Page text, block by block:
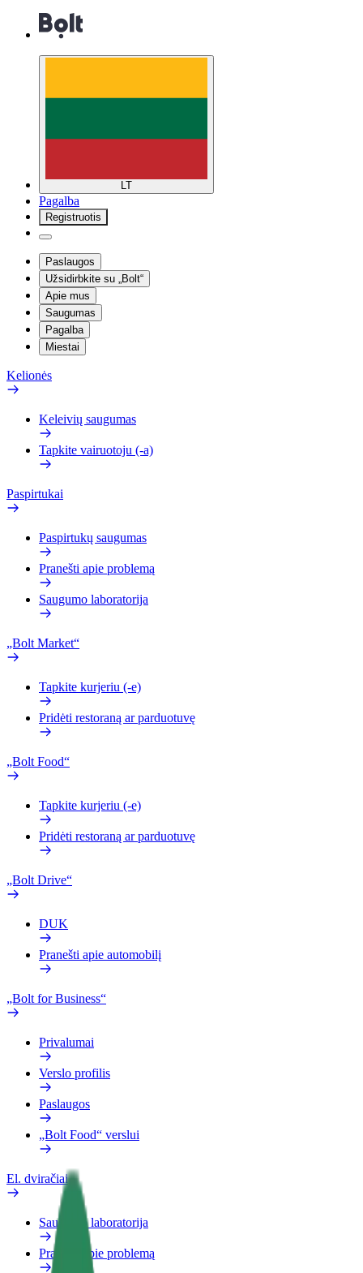
LT
Pagalba
Registruotis
Paslaugos
Užsidirbkite su „Bolt“
Apie mus
Saugumas
Pagalba
Miestai
Kelionės
Keleivių saugumas
Tapkite vairuotoju (-a)
Paspirtukai
Paspirtukų saugumas
Pranešti apie problemą
Saugumo laboratorija
„Bolt Market“
Tapkite kurjeriu (-e)
Pridėti restoraną ar parduotuvę
„Bolt Food“
Tapkite kurjeriu (-e)
Pridėti restoraną ar parduotuvę
„Bolt Drive“
DUK
Pranešti apie automobilį
„Bolt for Business“
Privalumai
Verslo profilis
Paslaugos
„Bolt Food“ verslui
El. dviračiai
Saugumo laboratorija
Pranešti apie problemą